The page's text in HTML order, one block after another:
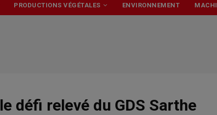
PRODUCTIONS VÉGÉTALES ENVIRONNEMENT
défi relevé du GDS Sarthe